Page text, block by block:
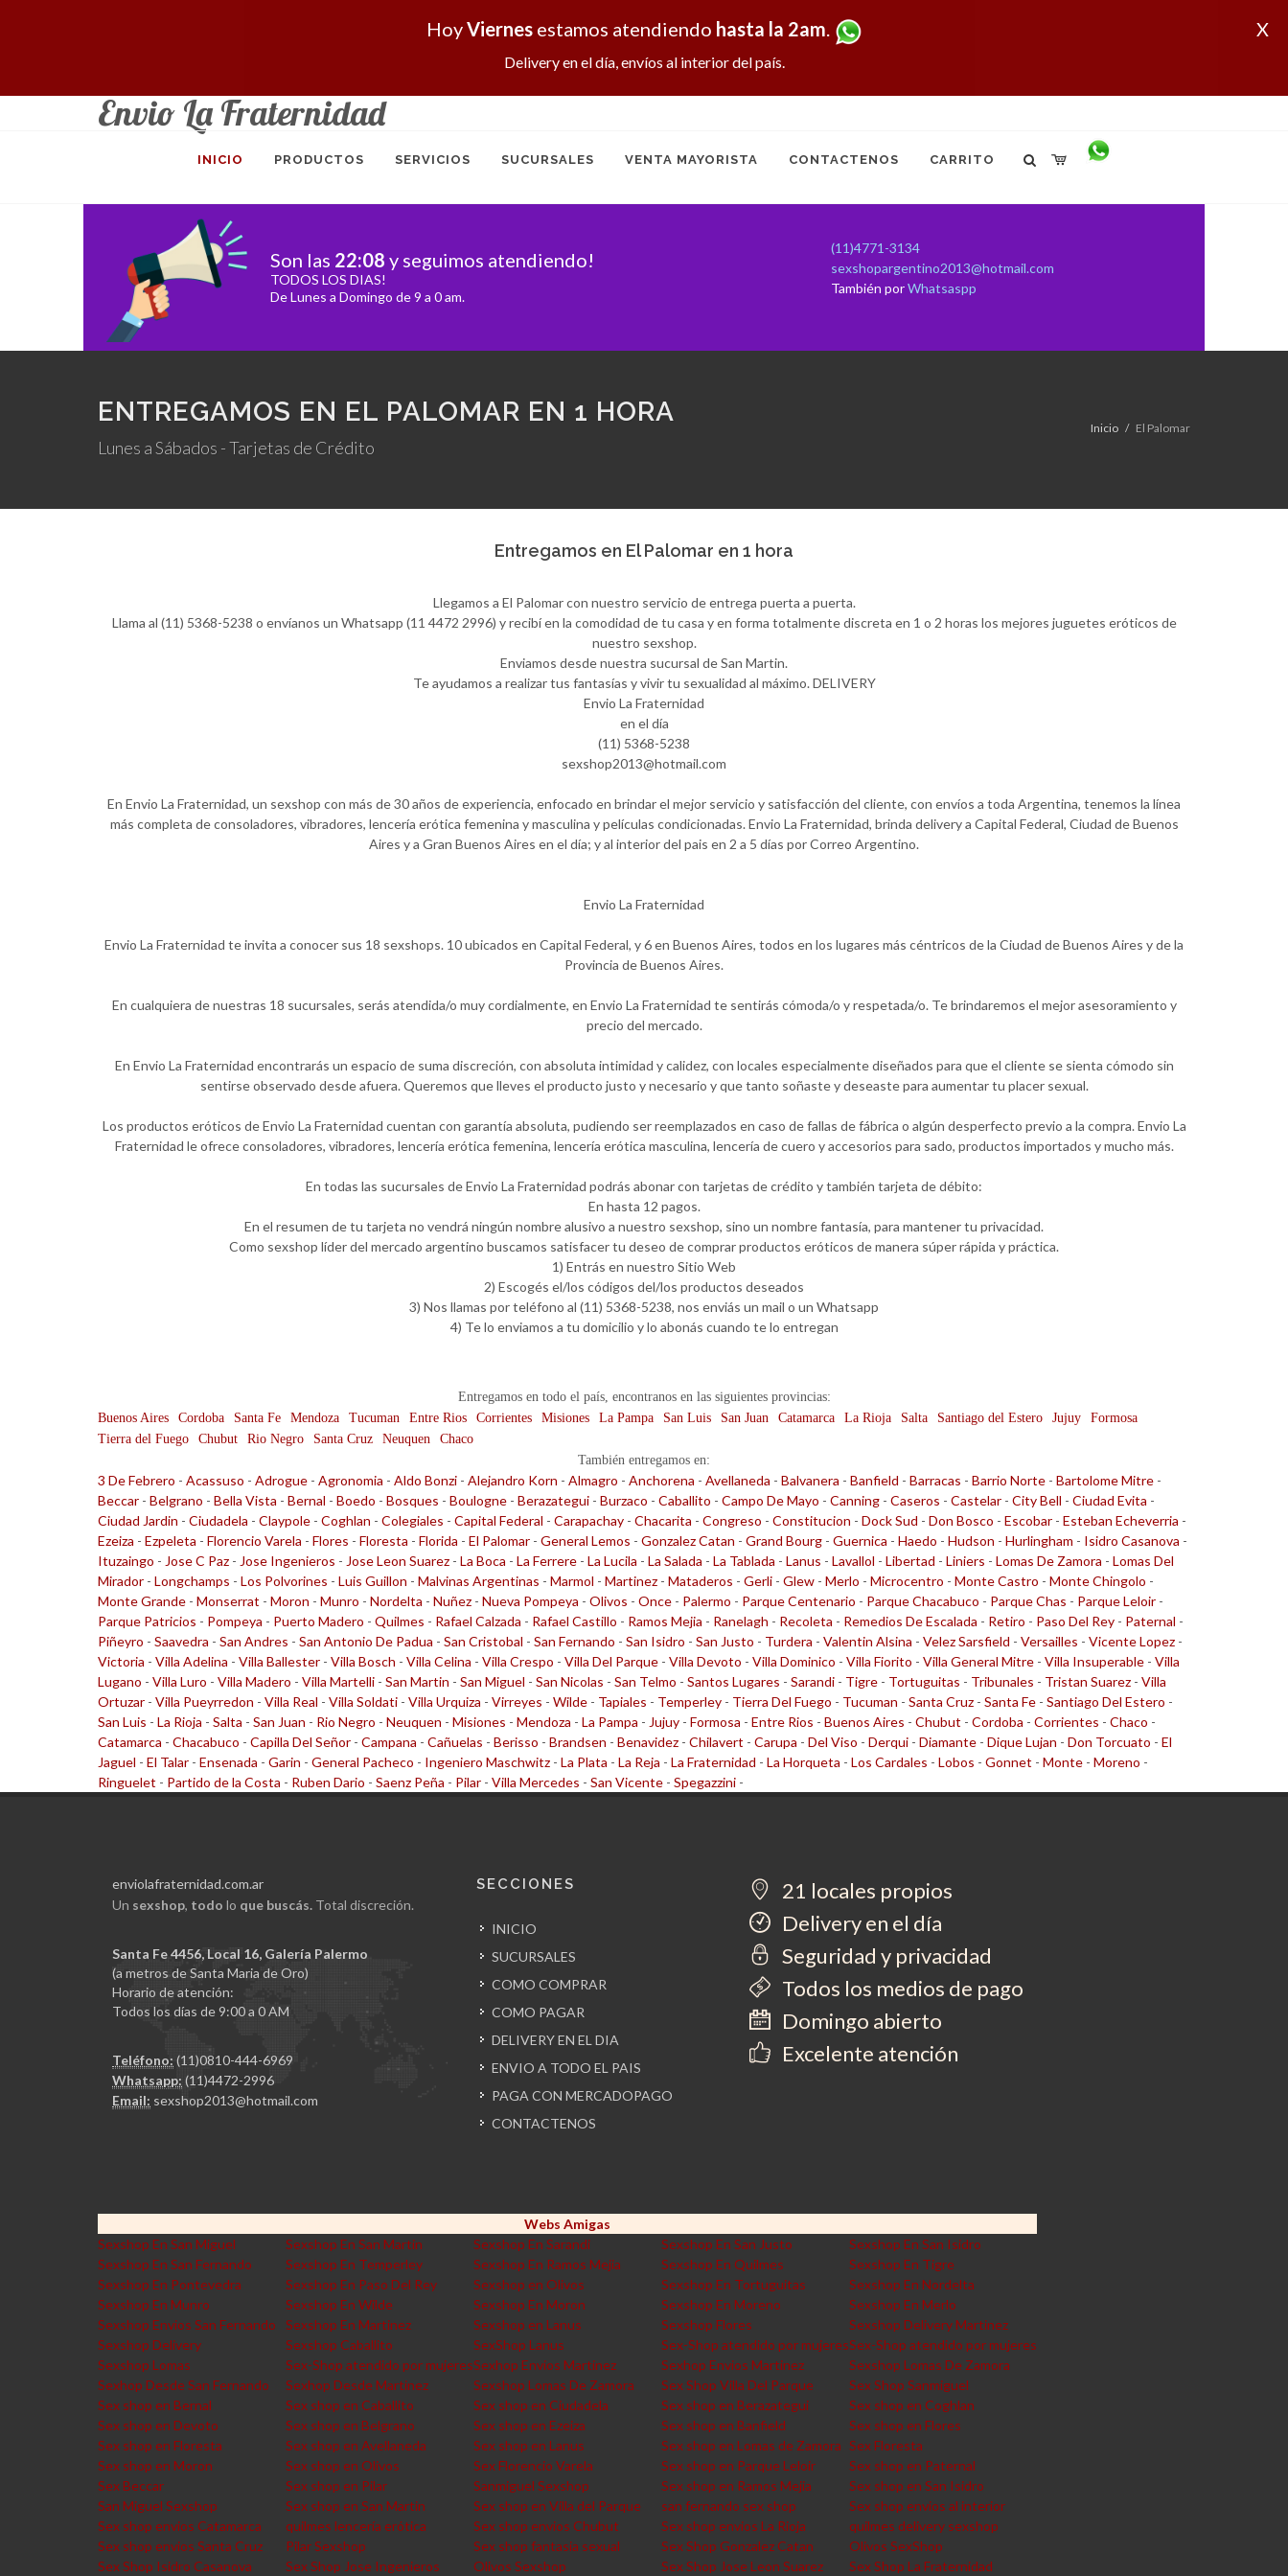
X
HoyViernesestamos atendiendo hasta la 2am.
Delivery en el día, envíos al interior del país.
Envio La Fraternidad
INICIO PRODUCTOS SERVICIOS SUCURSALES VENTA MAYORISTA CONTACTENOS CARRITO
Son las 22:08 y seguimos atendiendo!
TODOS LOS DIAS!
De Lunes a Domingo de 9 a 0 am.
(11)4771-3134
sexshopargentino2013@hotmail.com
También porWhatsaspp
ENTREGAMOS EN EL PALOMAR EN 1 HORA
Lunes a Sábados - Tarjetas de Crédito
Inicio El Palomar
Entregamos en El Palomar en 1 hora
Llegamos a El Palomar con nuestro servicio de entrega puerta a puerta.
Llama al (11) 5368-5238 o envíanos un Whatsapp (11 4472 2996) y recibí en la comodidad de tu casa y en forma totalmente discreta en 1 o 2 horas los mejores juguetes eróticos de
nuestro sexshop.
Enviamos desde nuestra sucursal de San Martin.
Te ayudamos a realizar tus fantasías y vivir tu sexualidad al máximo. DELIVERY
Envio La Fraternidad
en el día
(11) 5368-5238
sexshop2013@hotmail.com
En Envio La Fraternidad, un sexshop con más de 30 años de experiencia, enfocado en brindar el mejor servicio y satisfacción del cliente, con envíos a toda Argentina, tenemos la línea
más completa de consoladores, vibradores, lencería erótica femenina y masculina y películas condicionadas. Envio La Fraternidad, brinda delivery a Capital Federal, Ciudad de Buenos
Aires y a Gran Buenos Aires en el día; y al interior del pais en 2 a 5 días por Correo Argentino.
Envio La Fraternidad
Envio La Fraternidad te invita a conocer sus 18 sexshops. 10 ubicados en Capital Federal, y 6 en Buenos Aires, todos en los lugares más céntricos de la Ciudad de Buenos Aires y de la
Provincia de Buenos Aires.
En cualquiera de nuestras 18 sucursales, serás atendida/o muy cordialmente, en Envio La Fraternidad te sentirás cómoda/o y respetada/o. Te brindaremos el mejor asesoramiento y
precio del mercado.
En Envio La Fraternidad encontrarás un espacio de suma discreción, con absoluta intimidad y calidez, con locales especialmente diseñados para que el cliente se sienta cómodo sin
sentirse observado desde afuera. Queremos que lleves el producto justo y necesario y que tanto soñaste y deseaste para aumentar tu placer sexual.
Los productos eróticos de Envio La Fraternidad cuentan con garantía absoluta, pudiendo ser reemplazados en caso de fallas de fábrica o algún desperfecto previo a la compra. Envio La
Fraternidad le ofrece consoladores, vibradores, lencería erótica femenina, lencería erótica masculina, lencería de cuero y accesorios para sado, productos importados y mucho más.
En todas las sucursales de Envio La Fraternidad podrás abonar con tarjetas de crédito y también tarjeta de débito:
En hasta 12 pagos.
En el resumen de tu tarjeta no vendrá ningún nombre alusivo a nuestro sexshop, sino un nombre fantasía, para mantener tu privacidad.
Como sexshop líder del mercado argentino buscamos satisfacer tu deseo de comprar productos eróticos de manera súper rápida y práctica.
1) Entrás en nuestro Sitio Web
2) Escogés el/los códigos del/los productos deseados
3) Nos llamas por teléfono al (11) 5368-5238, nos enviás un mail o un Whatsapp
4) Te lo enviamos a tu domicilio y lo abonás cuando te lo entregan
Entregamos en todo el país, encontranos en las siguientes provincias:
Buenos Aires
Cordoba Santa Fe Mendoza Tucuman Entre Rios Corrientes Misiones La Pampa San Luis San Juan Catamarca La Rioja Salta Santiago del Estero Jujuy
Formosa
Tierra del Fuego
Chubut Rio Negro Santa Cruz Neuquen
Chaco
También entregamos en:
3 De Febrero - Acassuso - Adrogue - Agronomia - Aldo Bonzi - Alejandro Korn - Almagro - Anchorena - Avellaneda - Balvanera - Banfield - Barracas - Barrio Norte - Bartolome Mitre -
Beccar - Belgrano - Bella Vista - Bernal - Boedo - Bosques - Boulogne - Berazategui - Burzaco - Caballito - Campo De Mayo - Canning - Caseros - Castelar - City Bell - Ciudad Evita -
Ciudad Jardin - Ciudadela - Claypole - Coghlan - Colegiales - Capital Federal - Carapachay - Chacarita - Congreso - Constitucion - Dock Sud - Don Bosco - Escobar - Esteban Echeverria -
Ezeiza - Ezpeleta - Florencio Varela - Flores - Floresta - Florida - El Palomar - General Lemos - Gonzalez Catan - Grand Bourg - Guernica - Haedo - Hudson - Hurlingham - Isidro Casanova -
Ituzaingo - Jose C Paz - Jose Ingenieros - Jose Leon Suarez - La Boca - La Ferrere - La Lucila - La Salada - La Tablada - Lanus - Lavallol - Libertad - Liniers - Lomas De Zamora - Lomas Del
Mirador - Longchamps - Los Polvorines - Luis Guillon - Malvinas Argentinas - Marmol - Martinez - Mataderos - Gerli - Glew - Merlo - Microcentro - Monte Castro - Monte Chingolo -
Monte Grande - Monserrat - Moron - Munro - Nordelta - Nuñez - Nueva Pompeya - Olivos - Once - Palermo - Parque Centenario - Parque Chacabuco - Parque Chas - Parque Leloir -
Parque Patricios - Pompeya - Puerto Madero - Quilmes - Rafael Calzada - Rafael Castillo - Ramos Mejia - Ranelagh - Recoleta - Remedios De Escalada - Retiro - Paso Del Rey - Paternal -
Piñeyro - Saavedra - San Andres - San Antonio De Padua - San Cristobal - San Fernando - San Isidro - San Justo - Turdera - Valentin Alsina - Velez Sarsfield - Versailles - Vicente Lopez -
Victoria - Villa Adelina - Villa Ballester - Villa Bosch - Villa Celina - Villa Crespo - Villa Del Parque - Villa Devoto - Villa Dominico - Villa Fiorito - Villa General Mitre - Villa Insuperable - Villa
Lugano - Villa Luro - Villa Madero - Villa Martelli - San Martin - San Miguel - San Nicolas - San Telmo - Santos Lugares - Sarandi - Tigre - Tortuguitas - Tribunales - Tristan Suarez - Villa
Ortuzar - Villa Pueyrredon - Villa Real - Villa Soldati - Villa Urquiza - Virreyes - Wilde - Tapiales - Temperley - Tierra Del Fuego - Tucuman - Santa Cruz - Santa Fe - Santiago Del Estero -
San Luis - La Rioja - Salta - San Juan - Rio Negro - Neuquen - Misiones - Mendoza - La Pampa - Jujuy - Formosa - Entre Rios - Buenos Aires - Chubut - Cordoba - Corrientes - Chaco -
Catamarca - Chacabuco - Capilla Del Señor - Campana - Cañuelas - Berisso - Brandsen - Benavidez - Chilavert - Carupa - Del Viso - Derqui - Diamante - Dique Lujan - Don Torcuato - El
Jaguel - El Talar - Ensenada - Garin - General Pacheco - Ingeniero Maschwitz - La Plata - La Reja - La Fraternidad - La Horqueta - Los Cardales - Lobos - Gonnet - Monte - Moreno -
Ringuelet - Partido de la Costa - Ruben Dario - Saenz Peña - Pilar - Villa Mercedes - San Vicente - Spegazzini -
enviolafraternidad.com.ar
Un sexshop, todo lo que buscás. Total discreción.
Santa Fe 4456, Local 16, Galería Palermo
(a metros de Santa Maria de Oro)
Horario de atención:
Todos los días de 9:00 a 0 AM
Teléfono: (11)0810-444-6969
Whatsapp: (11)4472-2996
Email: sexshop2013@hotmail.com
SECCIONES
INICIO
SUCURSALES
COMO COMPRAR
COMO PAGAR
DELIVERY EN EL DIA
ENVIO A TODO EL PAIS
PAGA CON MERCADOPAGO
CONTACTENOS
21 locales propios
Delivery en el día
Seguridad y privacidad
Todos los medios de pago
Domingo abierto
Excelente atención
Webs Amigas
Sexshop En San Miguel
Sexshop En San Martin Sexshop En Sarandi Sexshop En San Justo
Sexshop En San Isidro
Sexshop En San Fernando
Sexshop En Temperley Sexshop En Ramos Mejia Sexshop En Quilmes
Sexshop En Tigre
Sexshop En Pontevedra
Sexshop En Paso Del Rey Sexshop en Olivos Sexshop En Tortuguitas
Sexshop En Nordelta
Sexshop En Munro
Sexshop En Wilde Sexshop En Moron Sexshop En Moreno
Sexshop En Merlo
Sexshop Envios San Fernando
Sexshop En Martinez Sexshop en Lanus Sexshop Flores
Sexshop Delivery Martinez
Sexshop Delivery
Sexshop Caballito SexShop Lanus Sex-Shop atendido por mujeresSex-Shop atendido por mujeres
Sexshop Lomas
Sex-Shop atendido por mujeresSexhop Envios Martinez Sexhop Envios Martinez
Sexshop Lomas De Zamora
Sexhop Desde San Fernando
Sexhop Desde Martinez Sexshop Lomas De Zamora Sex Shop Villa Del Parque
Sex Shop Sanmiguel
Sex shop en Bernal
Sex shop en Caballito Sex shop en Ciudadela Sex shop en Berazategui
Sex shop en Coghlan
Sex shop en Devoto
Sex shop en Belgrano Sex shop en Ezeiza Sex shop en Banfield
Sex shop en Flores
Sex shop en Floresta
Sex shop en Avellaneda Sex shop en Lanus Sex shop en Lomas de Zamora Sex Floresta
Sex shop en Moron
Sex shop en Olivos Sex Florencio Varela Sex shop en Parque Leloir
Sex shop en Paternal
Sex Beccar
Sex shop en Pilar Sanmiguel Sexshop Sex shop en Ramos Mejia
Sex shop en San Isidro
San Miguel Sexshop
Sex shop en San Martin Sex shop en Villa del Parque san fernando sex shop
Sex shop envios al interior
Sex shop envios Catamarca
quilmes lencería erótica Sex shop envios Chubut Sex shop envios La Rioja
quilmes delivery sexshop
Sex shop envios Santa Cruz
Pilar Sexshop Sex shop fantasia sexual Sex Shop Gonzalez Catan
Olivos SexShop
Sex Shop Isidro Casanova
Sex Shop Jose Ingenieros Olivos Sexshop Sex Shop Jose Leon Suarez Sex Shop La Fraternidad